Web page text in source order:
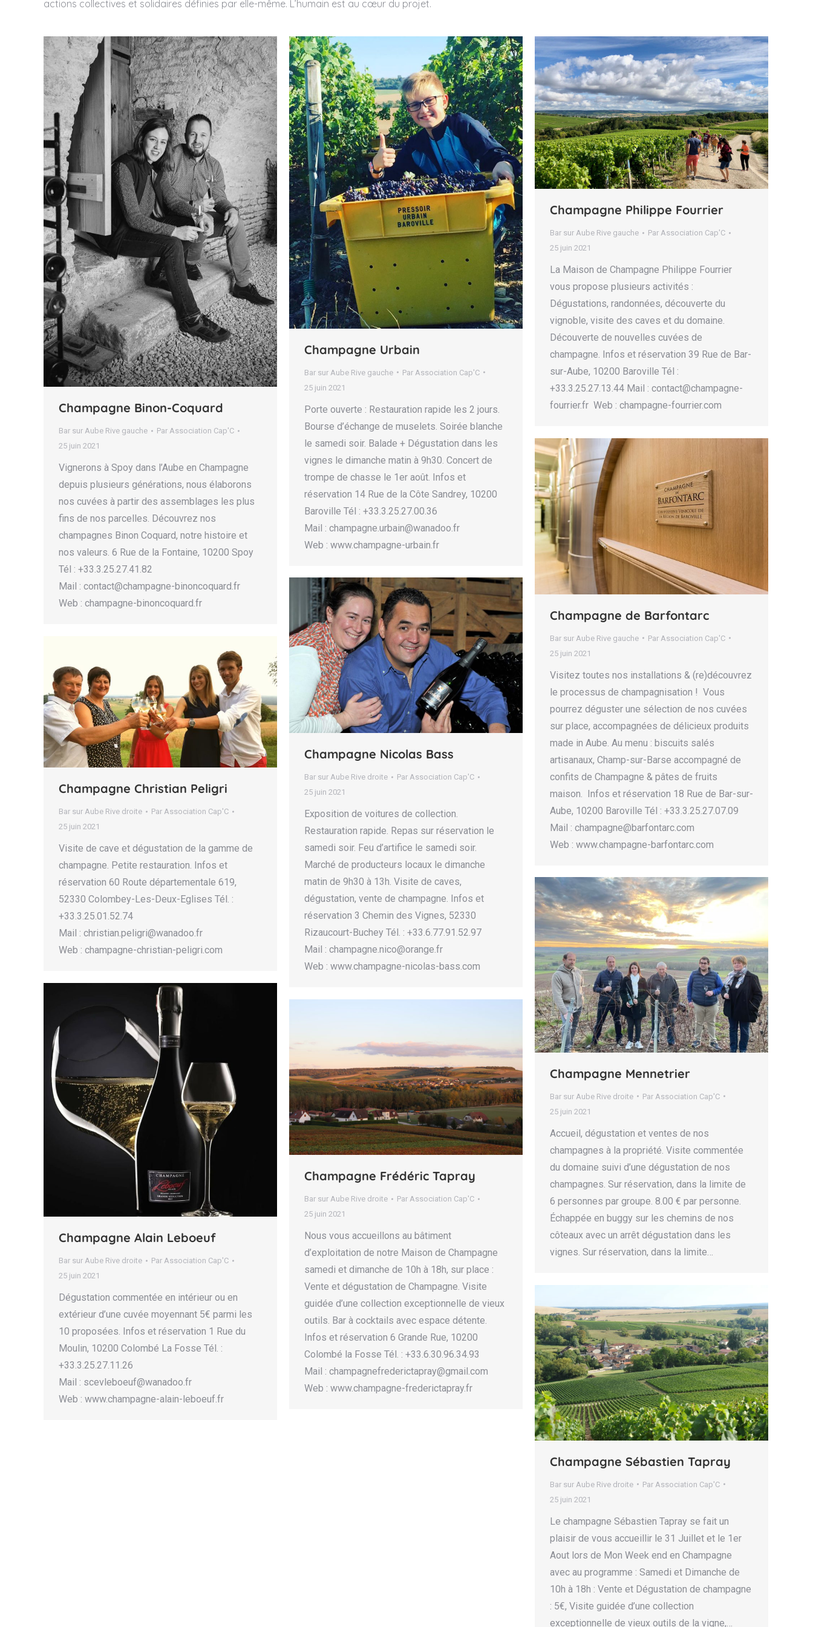
actions collectives et solidaires définies par elle-même. L’humain est au cœur du projet.
Champagne Binon-Coquard
Bar sur Aube Rive gauche Par Association Cap'C
25 juin 2021
Vignerons à Spoy dans l’Aube en Champagne
depuis plusieurs générations, nous élaborons
nos cuvées à partir des assemblages les plus
fins de nos parcelles. Découvrez nos
champagnes Binon Coquard, notre histoire et
nos valeurs. 6 Rue de la Fontaine, 10200 Spoy
Tél : +33.3.25.27.41.82
Mail : contact@champagne-binoncoquard.fr
Web : champagne-binoncoquard.fr
Champagne Urbain
Bar sur Aube Rive gauche Par Association Cap'C
25 juin 2021
Porte ouverte : Restauration rapide les 2 jours.
Bourse d’échange de muselets. Soirée blanche
le samedi soir. Balade + Dégustation dans les
vignes le dimanche matin à 9h30. Concert de
trompe de chasse le 1er août. Infos et
réservation 14 Rue de la Côte Sandrey, 10200
Baroville Tél : +33.3.25.27.00.36
Mail : champagne.urbain@wanadoo.fr
Web : www.champagne-urbain.fr
Champagne Philippe Fourrier
Bar sur Aube Rive gauche Par Association Cap'C
25 juin 2021
La Maison de Champagne Philippe Fourrier
vous propose plusieurs activités :
Dégustations, randonnées, découverte du
vignoble, visite des caves et du domaine.
Découverte de nouvelles cuvées de
champagne. Infos et réservation 39 Rue de Bar-
sur-Aube, 10200 Baroville Tél :
+33.3.25.27.13.44 Mail : contact@champagne-
fourrier.fr Web : champagne-fourrier.com
Champagne de Barfontarc
Bar sur Aube Rive gauche Par Association Cap'C
25 juin 2021
Visitez toutes nos installations & (re)découvrez
le processus de champagnisation ! Vous
pourrez déguster une sélection de nos cuvées
sur place, accompagnées de délicieux produits
made in Aube. Au menu : biscuits salés
artisanaux, Champ-sur-Barse accompagné de
confits de Champagne & pâtes de fruits
maison. Infos et réservation 18 Rue de Bar-sur-
Aube, 10200 Baroville Tél : +33.3.25.27.07.09
Mail : champagne@barfontarc.com
Web : www.champagne-barfontarc.com
Champagne Nicolas Bass
Bar sur Aube Rive droite Par Association Cap'C
25 juin 2021
Exposition de voitures de collection.
Restauration rapide. Repas sur réservation le
samedi soir. Feu d’artifice le samedi soir.
Marché de producteurs locaux le dimanche
matin de 9h30 à 13h. Visite de caves,
dégustation, vente de champagne. Infos et
réservation 3 Chemin des Vignes, 52330
Rizaucourt-Buchey Tél. : +33.6.77.91.52.97
Mail : champagne.nico@orange.fr
Web : www.champagne-nicolas-bass.com
Champagne Christian Peligri
Bar sur Aube Rive droite Par Association Cap'C
25 juin 2021
Visite de cave et dégustation de la gamme de
champagne. Petite restauration. Infos et
réservation 60 Route départementale 619,
52330 Colombey-Les-Deux-Eglises Tél. :
+33.3.25.01.52.74
Mail : christian.peligri@wanadoo.fr
Web : champagne-christian-peligri.com
Champagne Mennetrier
Bar sur Aube Rive droite Par Association Cap'C
25 juin 2021
Accueil, dégustation et ventes de nos
champagnes à la propriété. Visite commentée
du domaine suivi d’une dégustation de nos
champagnes. Sur réservation, dans la limite de
6 personnes par groupe. 8.00 € par personne.
Échappée en buggy sur les chemins de nos
côteaux avec un arrêt dégustation dans les
vignes. Sur réservation, dans la limite…
Champagne Alain Leboeuf
Bar sur Aube Rive droite Par Association Cap'C
25 juin 2021
Dégustation commentée en intérieur ou en
extérieur d’une cuvée moyennant 5€ parmi les
10 proposées. Infos et réservation 1 Rue du
Moulin, 10200 Colombé La Fosse Tél. :
+33.3.25.27.11.26
Mail : scevleboeuf@wanadoo.fr
Web : www.champagne-alain-leboeuf.fr
Champagne Frédéric Tapray
Bar sur Aube Rive droite Par Association Cap'C
25 juin 2021
Nous vous accueillons au bâtiment
d’exploitation de notre Maison de Champagne
samedi et dimanche de 10h à 18h, sur place :
Vente et dégustation de Champagne. Visite
guidée d’une collection exceptionnelle de vieux
outils. Bar à cocktails avec espace détente.
Infos et réservation 6 Grande Rue, 10200
Colombé la Fosse Tél. : +33.6.30.96.34.93
Mail : champagnefrederictapray@gmail.com
Web : www.champagne-frederictapray.fr
Champagne Sébastien Tapray
Bar sur Aube Rive droite Par Association Cap'C
25 juin 2021
Le champagne Sébastien Tapray se fait un
plaisir de vous accueillir le 31 Juillet et le 1er
Aout lors de Mon Week end en Champagne
avec au programme : Samedi et Dimanche de
10h à 18h : Vente et Dégustation de champagne
: 5€, Visite guidée d’une collection
exceptionnelle de vieux outils de la vigne,…